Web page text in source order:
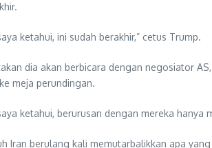
ketahui, ini sudah berakhir,” cetus Trump.
dia akan berbicara dengan negosiator
meja perundingan.
ketahui, berurusan dengan mereka
Iran berulang kali memutarbalikkan apa